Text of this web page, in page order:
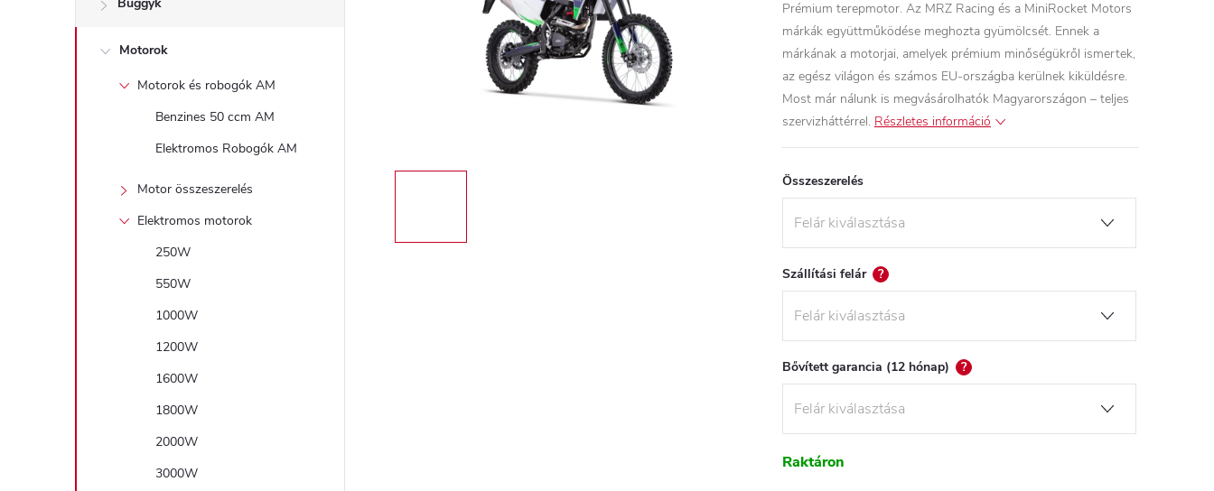
a
Motorok
Motorok és robogók AM
Benzines 50 ccm AM
Elektromos Robogók AM
Motor összeszerelés
Elektromos motorok
250W
550W
1000W
1200W
1600W
1800W
2000W
3000W
Prémium terepmotor. Az MRZ Racing és a MiniRocket Motors
márkák együttműködése meghozta gyümölcsét. Ennek a
márkának a motorjai, amelyek prémium minőségükről ismertek,
az egész világon és számos EU-országba kerülnek kiküldésre.
Most már nálunk is megvásárolhatók Magyarországon – teljes
szervizháttérrel. Részletes információ
Összeszerelés
Szállítási felár ?
Bővített garancia (12 hónap) ?
Raktáron